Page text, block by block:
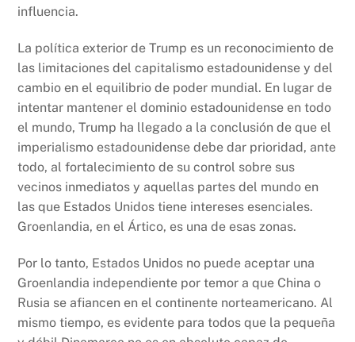
influencia.
La política exterior de Trump es un reconocimiento de
las limitaciones del capitalismo estadounidense y del
cambio en el equilibrio de poder mundial. En lugar de
intentar mantener el dominio estadounidense en todo
el mundo, Trump ha llegado a la conclusión de que el
imperialismo estadounidense debe dar prioridad, ante
todo, al fortalecimiento de su control sobre sus
vecinos inmediatos y aquellas partes del mundo en
las que Estados Unidos tiene intereses esenciales.
Groenlandia, en el Ártico, es una de esas zonas.
Por lo tanto, Estados Unidos no puede aceptar una
Groenlandia independiente por temor a que China o
Rusia se afiancen en el continente norteamericano. Al
mismo tiempo, es evidente para todos que la pequeña